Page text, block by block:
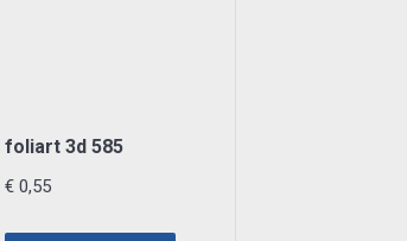
foliart 3d 585
€0,55